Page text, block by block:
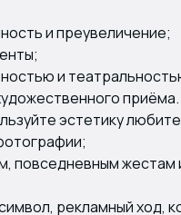
и преувеличение;
и
приёма.
эстетику
повседневным жестам
рекламный ход,